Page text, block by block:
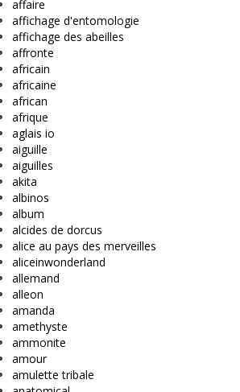
affaire
affichage d'entomologie
affichage des abeilles
affronte
africain
africaine
african
afrique
aglais io
aiguille
aiguilles
akita
albinos
album
alcides de dorcus
alice au pays des merveilles
aliceinwonderland
allemand
alleon
amanda
amethyste
ammonite
amour
amulette tribale